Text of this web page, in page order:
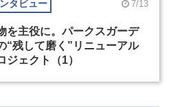
タビュー 7/13
を主役に。パークスガーデ
“残して磨く”リニューアル
ジェクト（1）